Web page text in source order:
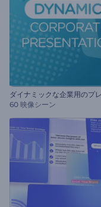
60 映像シーン